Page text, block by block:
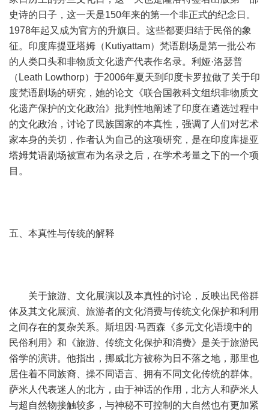
史诗的日子，这一天是150年来的第一个非正式的纪念日。
1978年起又成为官方的升旗日。这些都要归结于民俗的象
征。印度库提亚塔姆（Kutiyattam）梵语剧场是第一批公布
的人类口头和非物质文化遗产代表作名录。利娅·洛瑟普
（Leath Lowthorp）于2006年夏天到印度卡罗拉做了关于印
度梵语剧场的研究，她的论文《联合国教科文组织非物质文
化遗产保护的文化政治》批判性地阐述了印度在遴选过程中
的文化政治，讨论了民族国家的本真性，强调了人们对艺术
家本身的关切，作者认为自己的这项研究，是在印度库提亚
塔姆梵语剧场被宣布为名录之后，在学术考量之下的一个项
目。
五、本真性与传统的解释
关于旅游、文化展演以及本真性的讨论，反映出民俗群
体及其文化展演、旅游者的文化消费与传统文化保护和利用
之间存在的复杂关系。斯坦因·马西森《多元文化语境中的
民俗利用》和《旅游、传统文化保护和消费》是关于旅游民
俗学的演讲。他指出，挪威北方被称为日不落之地，那里也
居住着不同族裔、操不同语言、拥有不同文化传统的群体。
萨米人代表迷人的北方，由于神话的作用，北方人和萨米人
与超自然物接触较多，与神秘不可控制的大自然也有更加紧